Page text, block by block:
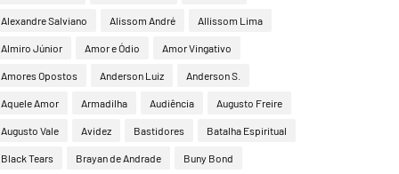
Alexandre Salviano Alissom André Allissom Lima
Almiro Júnior Amor e Ódio Amor Vingativo
Amores Opostos Anderson Luiz Anderson S.
Aquele Amor Armadilha Audiência Augusto Freire
Augusto Vale Avidez Bastidores Batalha Espiritual
Black Tears Brayan de Andrade Buny Bond